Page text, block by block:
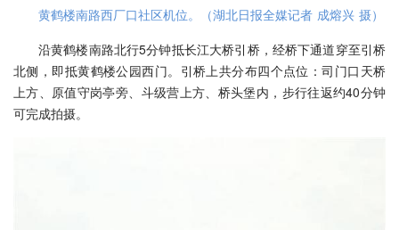
黄鹤楼南路西厂口社区机位。（湖北日报全媒记者 成熔兴 摄）
沿黄鹤楼南路北行5分钟抵长江大桥引桥，经桥下通道穿至引桥
北侧，即抵黄鹤楼公园西门。引桥上共分布四个点位：司门口天桥
上方、原值守岗亭旁、斗级营上方、桥头堡内，步行往返约40分钟
可完成拍摄。